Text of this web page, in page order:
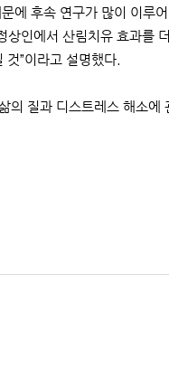
에 후속 연구가 많이 이루
인에서 산림치유 효과를
”이라고 설명했다.
질과 디스트레스 해소에